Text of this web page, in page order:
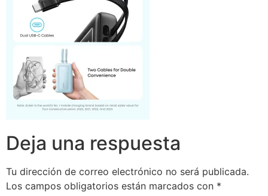
Deja una respuesta
Tu dirección de correo electrónico no será publicada.
Los campos obligatorios están marcados con *